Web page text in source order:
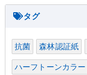
抗菌 森林認証紙
ハーフトーンカラー